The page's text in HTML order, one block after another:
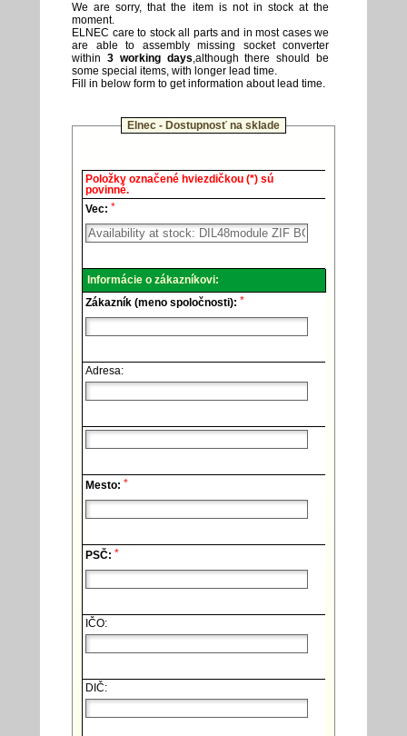
We are sorry, that the item is not in stock at the
moment.
ELNEC care to stock all parts and in most cases we
are able to assembly missing socket converter
within 3 working days,although there should be
some special items, with longer lead time.
Fill in below form to get information about lead time.
Elnec - Dostupnosť na sklade
Elnec
Technická
podpora.
Položky označené hviezdičkou (*) sú
povinné.
Vec: *
Informácie o zákazníkovi:
Zákazník (meno spoločnosti): *
Adresa:
Mesto: *
PSČ: *
IČO:
DIČ: